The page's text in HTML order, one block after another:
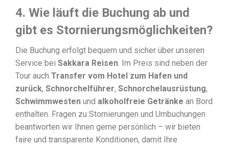
4. Wie läuft die Buchung ab und
gibt es Stornierungsmöglichkeiten?
Die Buchung erfolgt bequem und sicher über unseren
Service bei Sakkara Reisen. Im Preis sind neben der
Tour auch Transfer vom Hotel zum Hafen und
zurück, Schnorchelführer, Schnorchelausrüstung,
Schwimmwesten und alkoholfreie Getränke an Bord
enthalten. Fragen zu Stornierungen und Umbuchungen
beantworten wir Ihnen gerne persönlich – wir bieten
faire und transparente Konditionen, damit Ihre